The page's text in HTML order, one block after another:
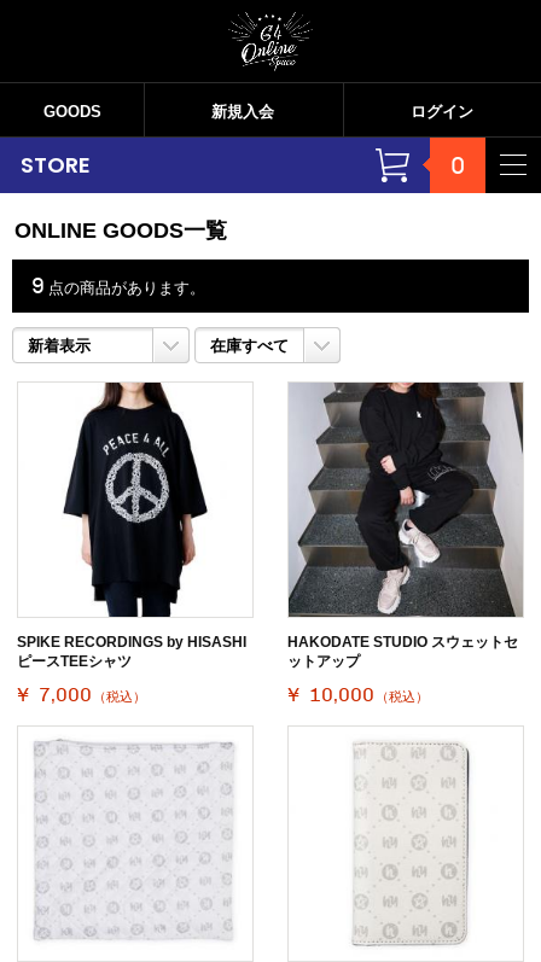
STORE 0
ONLINE GOODS一覧
9 点の商品があります。
SPIKE RECORDINGS by HISASHI
ピースTEEシャツ
¥ 7,000 （税込）
HAKODATE STUDIO スウェットセ
ットアップ
¥ 10,000 （税込）
GOODS 新規入会 ログイン